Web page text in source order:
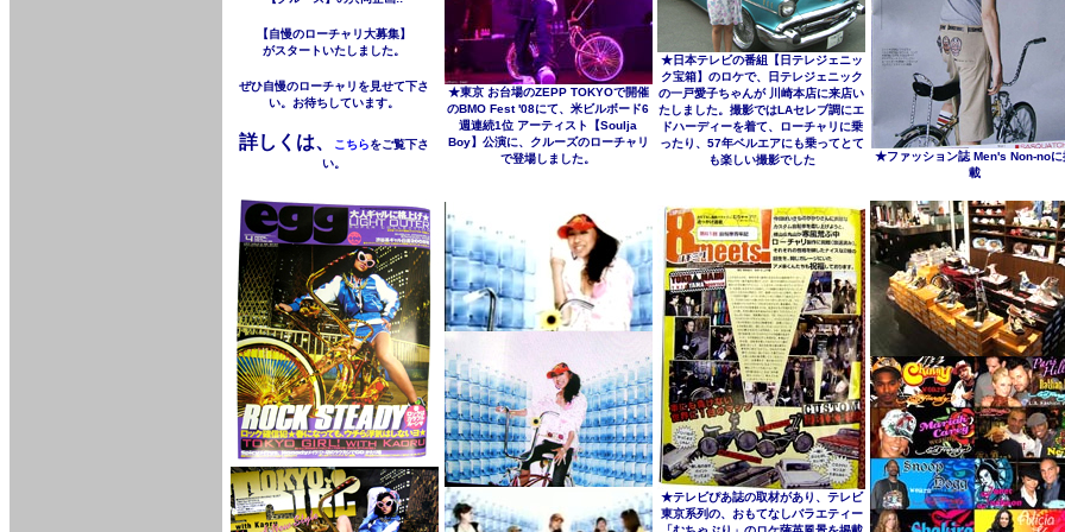
【自慢のローチャリ大募集】
がスタートいたしました。
ぜひ自慢のローチャリを見せて下さ
い。お待ちしています。
詳しくは、 こちらをご覧下さ
い。
★東京 お台場のZEPP TOKYOで開催
のBMO Fest '08にて、米ビルボード6
週連続1位 アーティスト【Soulja
Boy】公演に、クルーズのローチャリ
で登場しました。
★日本テレビの番組【日テレジェニッ
ク宝箱】のロケで、日テレジェニック
の一戸愛子ちゃんが 川崎本店に来店い
たしました。撮影ではLAセレブ調にエ
ドハーディーを着て、ローチャリに乗
ったり、57年ベルエアにも乗ってとて
も楽しい撮影でした
★ファッション誌 Men's Non-noに
載
★テレビぴあ誌の取材があり、テレビ
東京系列の、おもてなしバラエティー